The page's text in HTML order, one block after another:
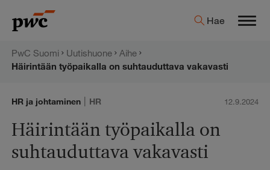
sisältöön
PwC:n
Hae
PwC Suomi Uutishuone
Aihe
Häirintään työpaikalla on suhtauduttava vakavasti
HR ja johtaminen | HR 12.9.2024
Häirintään työpaikalla on
suhtauduttava vakavasti